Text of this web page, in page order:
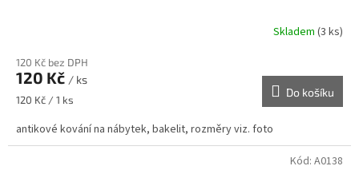
Skladem (3 ks)
120 Kč bez DPH
120 Kč / ks
Měrná
120 Kč / 1 ks
Do košíku
antikové kování na nábytek, bakelit, rozměry viz. foto
Kód: A0138